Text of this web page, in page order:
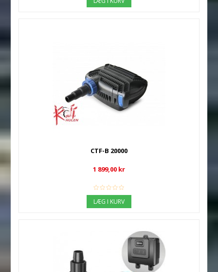
CTF-B 20000
1 899,00 kr
LÆG I KURV